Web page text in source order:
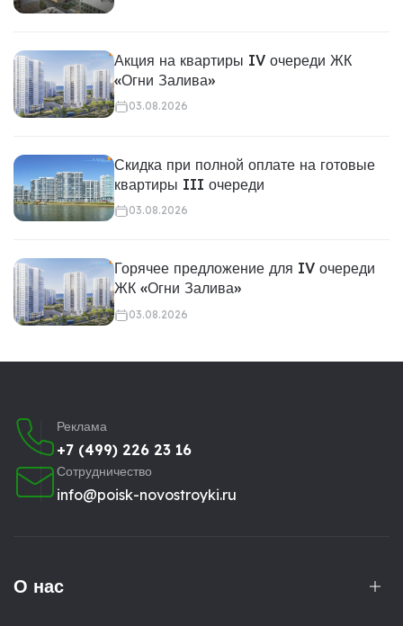
Акция на квартиры IV очереди ЖК
«Огни Залива»
03.08.2026
Скидка при полной оплате на готовые
квартиры III очереди
03.08.2026
Горячее предложение для IV очереди
ЖК «Огни Залива»
03.08.2026
Реклама
+7 (499) 226 23 16
Сотрудничество
info@poisk-novostroyki.ru
О нас